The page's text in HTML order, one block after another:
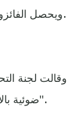
ويحصل الفائزون بالجائزة على حوالي 920 ألف دولار يتم تقاسمها في حال فوز أكثر من شخص.
وقالت لجنة
ضوئية بالأتوثانية (جزء من مليار المليار من الثانية) لدراسة ديناميكيات الإلكترون في المادة".